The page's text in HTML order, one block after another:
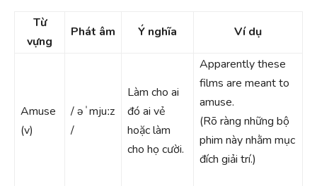
Từ
vựng
Phát âm Ý nghĩa Ví dụ
Amuse
(v)
/ əˈmjuːz
/
Làm cho ai
đó ai vẻ
hoặc làm
cho họ cười.
Apparently these
films are meant to
amuse.
(Rõ ràng những bộ
phim này nhằm mục
đích giải trí.)